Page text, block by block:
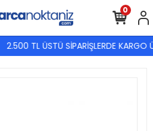
2.500 TL ÜSTÜ SİPARİŞLERDE KARGO
0